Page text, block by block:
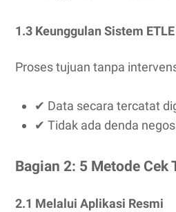
1.3 Keunggulan Sistem
Proses tujuan tanpa
✔ Data secara tercatat
✔ Tidak ada denda
Bagian 2: 5 Metode
2.1 Melalui Aplikasi Resmi